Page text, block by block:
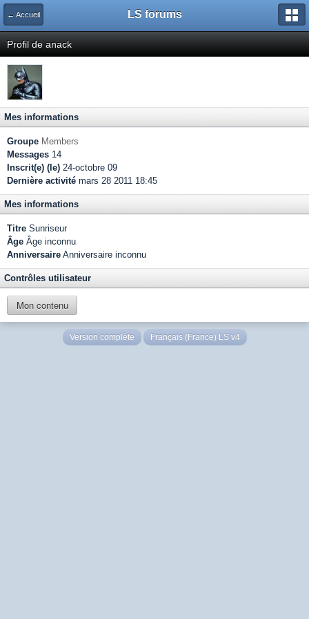
← Accueil LS forums
Profil de anack
Mes informations
Groupe Members
Messages 14
Inscrit(e) (le) 24-octobre 09
Dernière activité mars 28 2011 18:45
Mes informations
Titre Sunriseur
Âge Âge inconnu
Anniversaire Anniversaire inconnu
Contrôles utilisateur
Mon contenu
Version complète Français (France) LS v4